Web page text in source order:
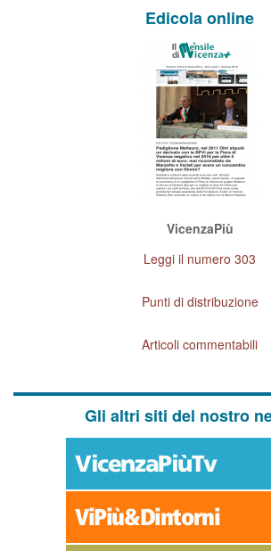
Edicola online
VicenzaPiù
Leggi il numero 303
Punti di distribuzione
Articoli commentabili
Gli altri siti del nostro